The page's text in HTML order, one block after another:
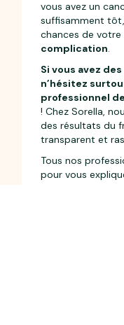
vous avez un
suffisamment
chances de
complication.
Si vous avez
n’hésitez
professionnel
! Chez Sorella,
des résultats du
transparent et
Tous nos
pour vous